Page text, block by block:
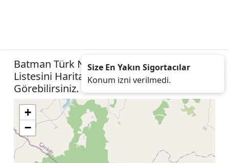
Batman Türk Nippon Sigorta Acenteleri
Listesini Harita Konumunuza İzin Vererek
Görebilirsiniz.
+
−
Size En Yakın Sigortacılar
Konum izni verilmedi.